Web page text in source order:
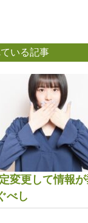
いる記事
変更して情報
べし